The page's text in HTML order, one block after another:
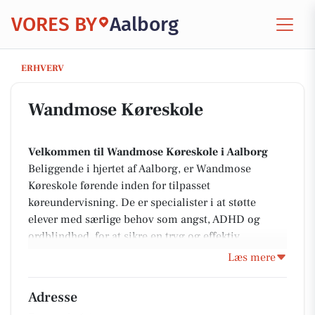
VORES BY Aalborg
ERHVERV
Wandmose Køreskole
Wandmose Køreskole
Velkommen til Wandmose Køreskole i Aalborg
Beliggende i hjertet af Aalborg, er Wandmose
Køreskole førende inden for tilpasset
køreundervisning. De er specialister i at støtte
elever med særlige behov som angst, ADHD og
ordblindhed, for at sikre en tryg og effektiv
læringsoplevelse. Fra almindelig køreundervisning
dereshjemmeside
Læs mere
Adresse